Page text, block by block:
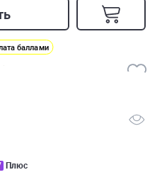
баллами
Плюс